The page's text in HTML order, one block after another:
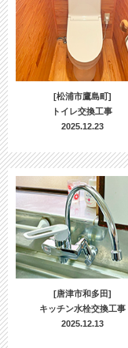
[松浦市鷹島町]
トイレ交換工事
2025.12.23
[唐津市和多田]
キッチン水栓交換工事
2025.12.13